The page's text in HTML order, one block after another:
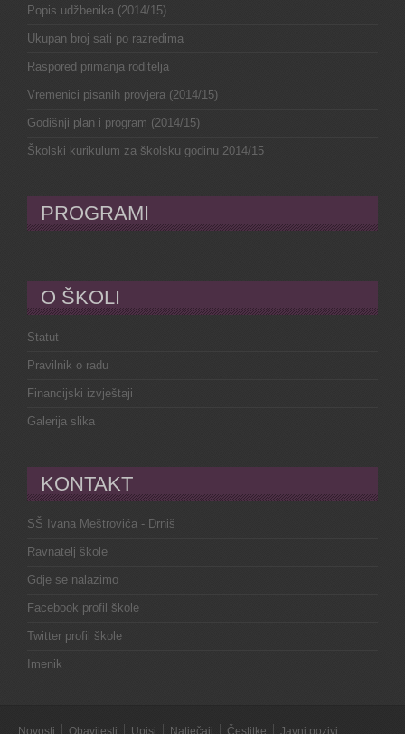
Popis udžbenika (2014/15)
Ukupan broj sati po razredima
Raspored primanja roditelja
Vremenici pisanih provjera (2014/15)
Godišnji plan i program (2014/15)
Školski kurikulum za školsku godinu 2014/15
PROGRAMI
O ŠKOLI
Statut
Pravilnik o radu
Financijski izvještaji
Galerija slika
KONTAKT
SŠ Ivana Meštrovića - Drniš
Ravnatelj škole
Gdje se nalazimo
Facebook profil škole
Twitter profil škole
Imenik
Novosti Obavijesti Upisi Natječaji Čestitke Javni pozivi